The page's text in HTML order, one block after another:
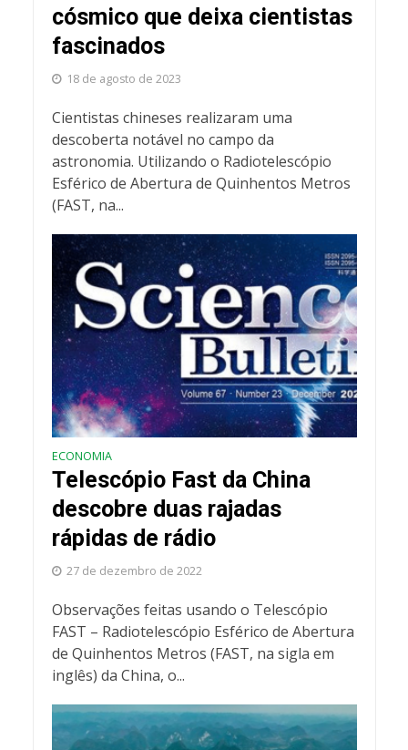
cósmico que deixa cientistas
fascinados
18 de agosto de 2023
Cientistas chineses realizaram uma
descoberta notável no campo da
astronomia. Utilizando o Radiotelescópio
Esférico de Abertura de Quinhentos Metros
(FAST, na...
ECONOMIA
Telescópio Fast da China
descobre duas rajadas
rápidas de rádio
27 de dezembro de 2022
Observações feitas usando o Telescópio
FAST – Radiotelescópio Esférico de Abertura
de Quinhentos Metros (FAST, na sigla em
inglês) da China, o...